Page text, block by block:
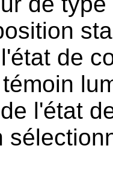
de
l'état